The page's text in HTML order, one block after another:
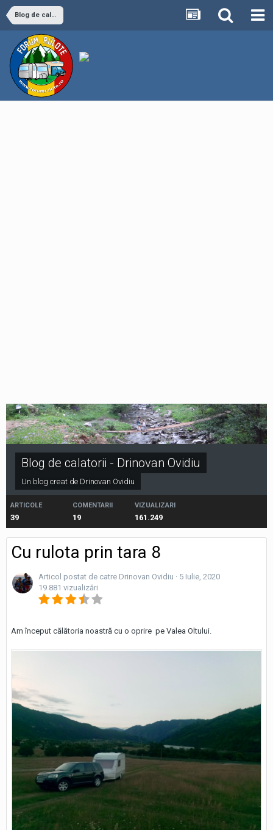
Blog de calatorii - Drinovan Ovidiu
Blog de calatorii - Drinovan Ovidiu
Un blog creat de Drinovan Ovidiu
ARTICOLE
39
COMENTARII
19
VIZUALIZARI
161.249
Cu rulota prin tara 8
Articol postat de catre Drinovan Ovidiu · 5 Iulie, 2020
19.881 vizualizări
Am început călătoria noastră cu o oprire pe Valea Oltului.